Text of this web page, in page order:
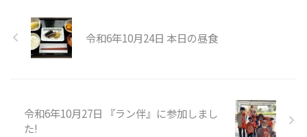
令和6年10月24日 本日の昼食
令和6年10月27日 『ラン伴』に参加しまし
た!